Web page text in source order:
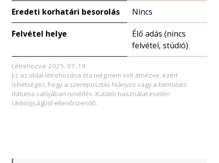
Eredeti korhatári besorolás Nincs
Felvétel helye
Élő adás (nincs
felvétel, stúdió)
Létrehozva: 2025. 07. 19.
Ez az oldal létrehozása óta még nem volt átnézve, ezért
lehetséges, hogy a szereposztás hiányos vagy a bemutató
dátuma valójában ismétlés. Kutatói használat esetén
rádióújságból ellenőrizendő.